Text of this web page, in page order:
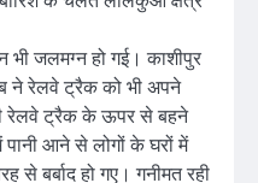
भी जलमग्न हो गई। काशीपुर
ने रेलवे ट्रैक को भी अपने
रेलवे ट्रैक के ऊपर से बहने
पानी आने से लोगों के घरों में
से बर्बाद हो गए। गनीमत रही